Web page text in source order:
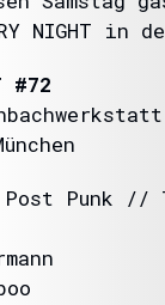
NIGHT in
#72
Punk //